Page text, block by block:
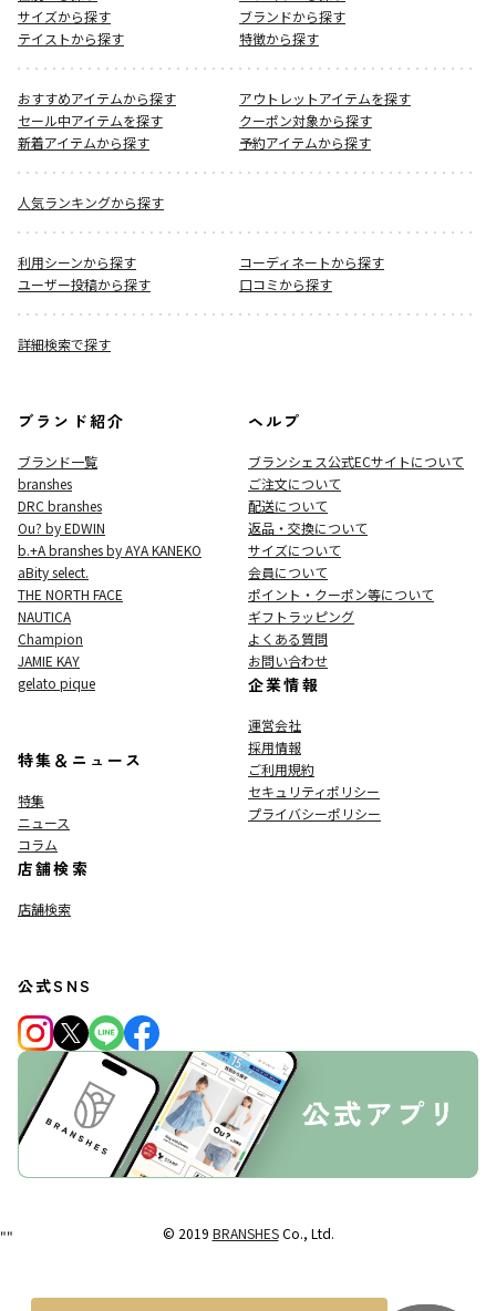
サイズから探す
ブランドから探す
テイストから探す
特徴から探す
おすすめアイテムから探す
アウトレットアイテムを探す
セール中アイテムを探す
クーポン対象から探す
新着アイテムから探す
予約アイテムから探す
人気ランキングから探す
利用シーンから探す
コーディネートから探す
ユーザー投稿から探す
口コミから探す
詳細検索で探す
ブランド紹介
ブランド一覧
branshes
DRC branshes
Ou? by EDWIN
b.+A branshes by AYA KANEKO
aBity select.
THE NORTH FACE
NAUTICA
Champion
JAMIE KAY
gelato pique
特集＆ニュース
特集
ニュース
コラム
店舗検索
店舗検索
ヘルプ
ブランシェス公式ECサイトについて
ご注文について
配送について
返品・交換について
サイズについて
会員について
ポイント・クーポン等について
ギフトラッピング
よくある質問
お問い合わせ
企業情報
運営会社
採用情報
ご利用規約
セキュリティポリシー
プライバシーポリシー
公式SNS
© 2019 BRANSHESCo., Ltd.
""